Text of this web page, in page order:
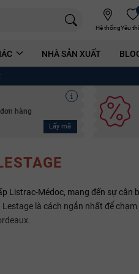
Hệ thốngYêu
NHÀ SẢN XUẤT
hàng
Lấy mã
Listrac-Médoc, mang đến sự cân
là cách ngắn nhất để